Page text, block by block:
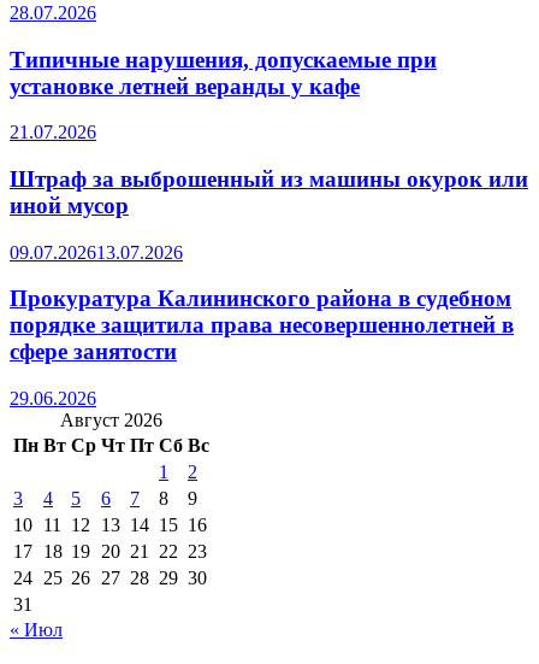
28.07.2026
Типичные нарушения, допускаемые при
установке летней веранды у кафе
21.07.2026
Штраф за выброшенный из машины окурок или
иной мусор
09.07.202613.07.2026
Прокуратура Калининского района в судебном
порядке защитила права несовершеннолетней в
сфере занятости
29.06.2026
Август 2026
Пн Вт Ср Чт Пт Сб Вс
1
2
3
4 5 6 7 8
9
10 11 12 13 14 15 16
17 18 19 20 21 22 23
24 25 26 27 28 29 30
31
« Июл